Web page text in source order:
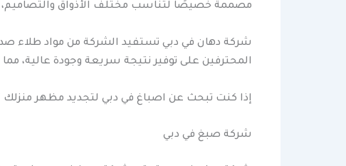
مصممة خصيصًا لتناسب مختلف الأذواق والتصاميم،
شركة دهان في دبي تستفيد الشركة من مواد طلاء
المحترفين على توفير نتيجة سريعة وجودة عالية،
إذا كنت تبحث عن اصباغ في دبي لتجديد مظهر منزلك
شركة صبغ في دبي